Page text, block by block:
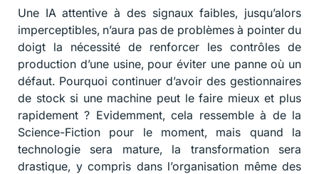
Une IA attentive à des signaux faibles, jusqu’alors
imperceptibles, n’aura pas de problèmes à pointer du
doigt la nécessité de renforcer les contrôles de
production d’une usine, pour éviter une panne où un
défaut. Pourquoi continuer d’avoir des gestionnaires
de stock si une machine peut le faire mieux et plus
rapidement ? Evidemment, cela ressemble à de la
Science-Fiction pour le moment, mais quand la
technologie sera mature, la transformation sera
drastique, y compris dans l’organisation même des